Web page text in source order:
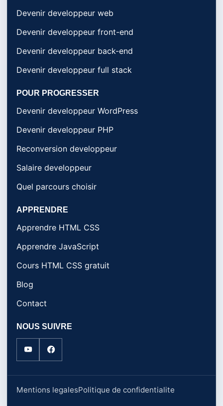
Devenir developpeur web
Devenir developpeur front-end
Devenir developpeur back-end
Devenir developpeur full stack
POUR PROGRESSER
Devenir developpeur WordPress
Devenir developpeur PHP
Reconversion developpeur
Salaire developpeur
Quel parcours choisir
APPRENDRE
Apprendre HTML CSS
Apprendre JavaScript
Cours HTML CSS gratuit
Blog
Contact
NOUS SUIVRE
Mentions legalesPolitique de confidentialite